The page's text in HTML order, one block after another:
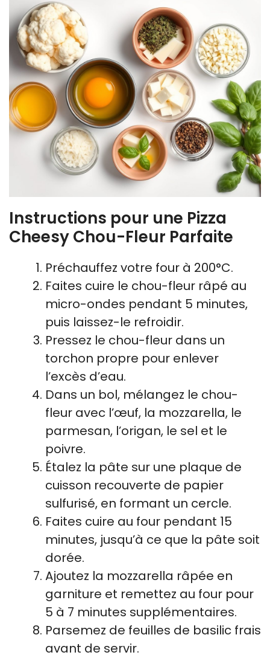
Instructions pour une Pizza
Cheesy Chou-Fleur Parfaite
Préchauffez votre four à 200°C.
Faites cuire le chou-fleur râpé au
micro-ondes pendant 5 minutes,
puis laissez-le refroidir.
Pressez le chou-fleur dans un
torchon propre pour enlever
l’excès d’eau.
Dans un bol, mélangez le chou-
fleur avec l’œuf, la mozzarella, le
parmesan, l’origan, le sel et le
poivre.
Étalez la pâte sur une plaque de
cuisson recouverte de papier
sulfurisé, en formant un cercle.
Faites cuire au four pendant 15
minutes, jusqu’à ce que la pâte soit
dorée.
Ajoutez la mozzarella râpée en
garniture et remettez au four pour
5 à 7 minutes supplémentaires.
Parsemez de feuilles de basilic frais
avant de servir.